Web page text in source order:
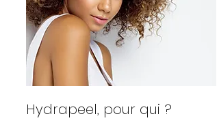
Hydrapeel, pour qui ?